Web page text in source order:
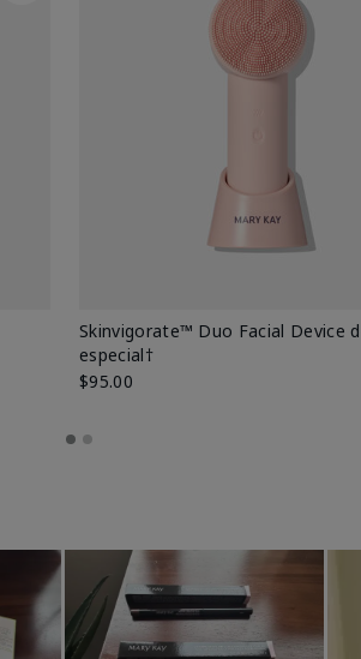
Skinvigorate™ Duo Facial Device
especial†
$95.00